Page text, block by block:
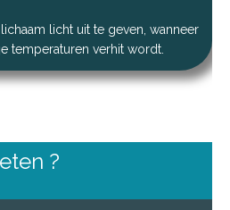
licht uit te geven, wanneer
temperaturen verhit wordt.
?